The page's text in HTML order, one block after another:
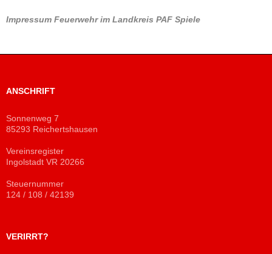
Impressum Feuerwehr im Landkreis PAF Spiele
ANSCHRIFT
Sonnenweg 7
85293 Reichertshausen
Vereinsregister
Ingolstadt VR 20266
Steuernummer
124 / 108 / 42139
VERIRRT?